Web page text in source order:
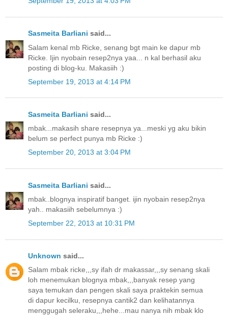
Sasmeita Barliani said...
Salam kenal mb Ricke, senang bgt main ke dapur mb
Ricke. Ijin nyobain resep2nya yaa... n kal berhasil aku
posting di blog-ku. Makasiih :)
September 19, 2013 at 4:14 PM
Sasmeita Barliani said...
mbak...makasih share resepnya ya...meski yg aku bikin
belum se perfect punya mb Ricke :)
September 20, 2013 at 3:04 PM
Sasmeita Barliani said...
mbak..blognya inspiratif banget. ijin nyobain resep2nya
yah.. makasiih sebelumnya :)
September 22, 2013 at 10:31 PM
Unknown said...
Salam mbak ricke,,,sy ifah dr makassar,,,sy senang skali
loh menemukan blognya mbak,,,banyak resep yang
saya temukan dan pengen skali saya praktekin semua
di dapur kecilku, resepnya cantik2 dan kelihatannya
menggugah seleraku,,,hehe...mau nanya nih mbak klo